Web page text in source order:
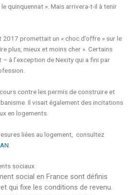
quinquennat ». Mais arrivera-t-il à tenir
promettait un « choc d’offre » sur le
plus, mieux et moins cher ». Certains
à l’exception de Nexity qui a fini par
contre les permis de construire et
Il visait également des incitations
en logements.
liées au logement, consultez
sociaux
social en France sont définis
qui fixe les conditions de revenu.